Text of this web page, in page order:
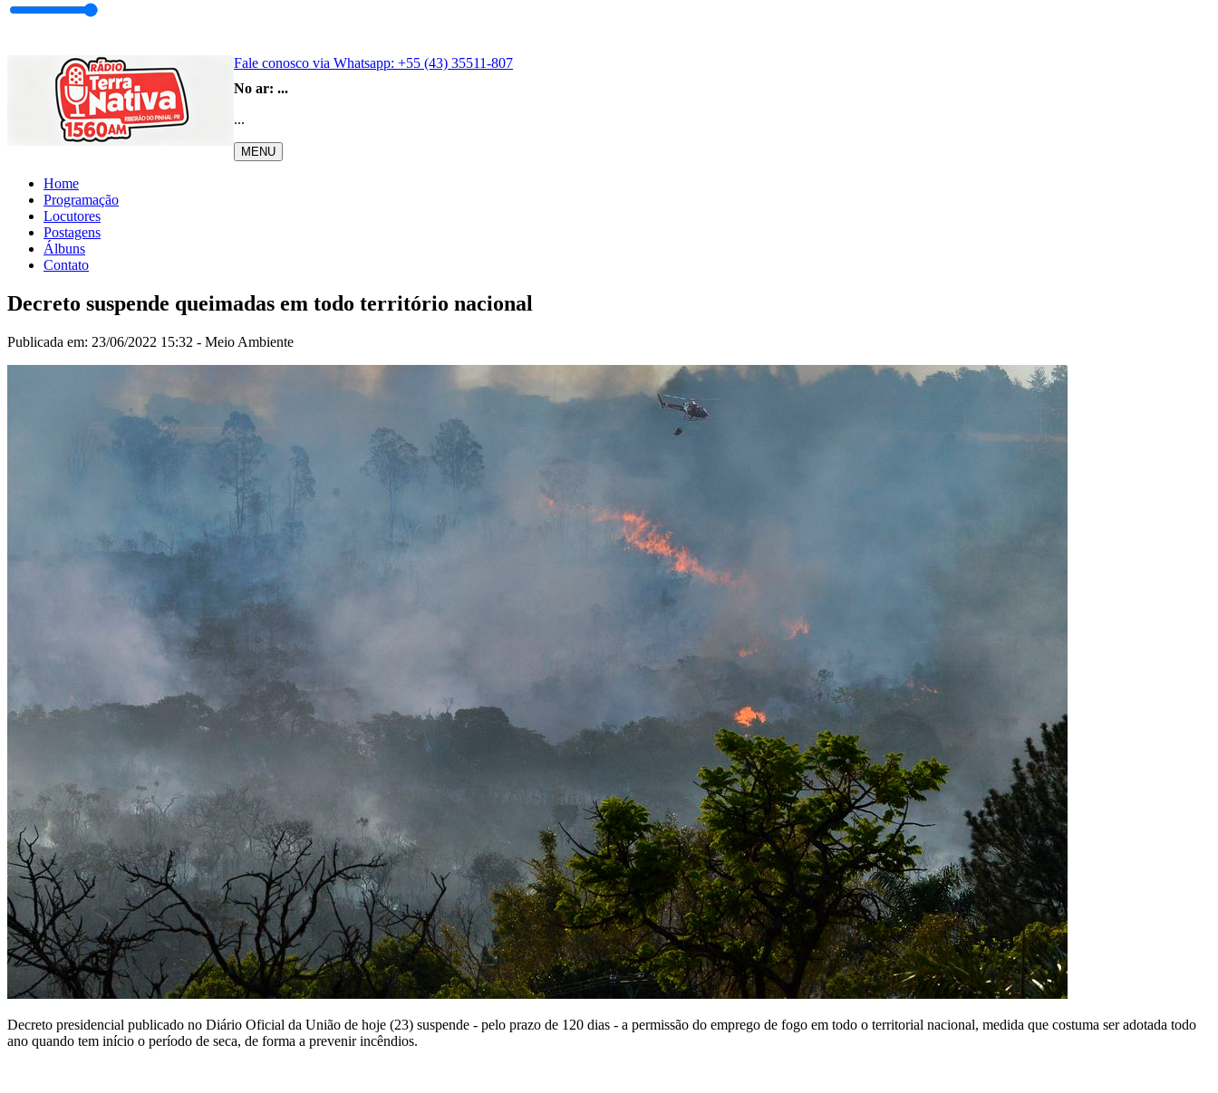
Fale conosco via Whatsapp: +55 (43) 35511-807
No ar: ...
...
MENU
Home
Programação
Locutores
Postagens
Álbuns
Contato
Decreto suspende queimadas em todo território nacional
Publicada em: 23/06/2022 15:32 - Meio Ambiente
Decreto presidencial publicado no Diário Oficial da União de hoje (23) suspende - pelo prazo de 120 dias - a permissão do emprego de fogo em todo o territorial nacional, medida que costuma ser adotada todo
ano quando tem início o período de seca, de forma a prevenir incêndios.